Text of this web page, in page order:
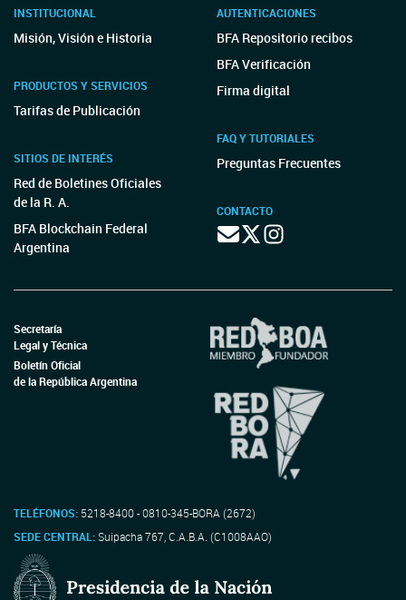
INSTITUCIONAL
Misión, Visión e Historia
PRODUCTOS Y SERVICIOS
Tarifas de Publicación
SITIOS DE INTERÉS
Red de Boletines Oficiales
de la R. A.
BFA Blockchain Federal
Argentina
AUTENTICACIONES
BFA Repositorio recibos
BFA Verificación
Firma digital
FAQ Y TUTORIALES
Preguntas Frecuentes
CONTACTO
Secretaría
Legal y Técnica
Boletín Oficial
de la República Argentina
TELÉFONOS: 5218-8400 - 0810-345-BORA (2672)
SEDE CENTRAL:Suipacha 767, C.A.B.A. (C1008AAO)